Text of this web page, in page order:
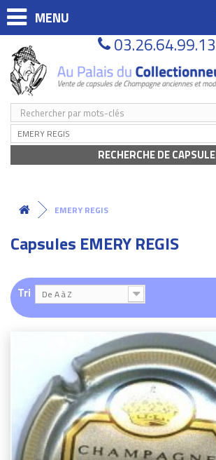
MENU
03.26.64.99.13
EMERY REGIS
RECHERCHE DE CAPSULE
EMERY REGIS
Capsules EMERY REGIS
Tri De A à Z